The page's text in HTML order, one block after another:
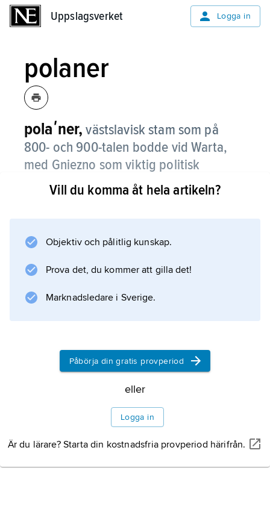
Uppslagsverket Logga in
polaner
polaʹner, västslavisk stam som på
800- och 900-talen bodde vid Warta,
med Gniezno som viktig politisk
centralort.
Vill du komma åt hela artikeln?
Objektiv och pålitlig kunskap.
Prova det, du kommer att gilla det!
Marknadsledare i Sverige.
Påbörja din gratis provperiod
eller
Logga in
Är du lärare? Starta din kostnadsfria provperiod härifrån.